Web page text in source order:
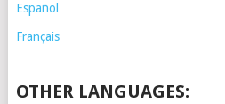
Español
Français
OTHER LANGUAGES: